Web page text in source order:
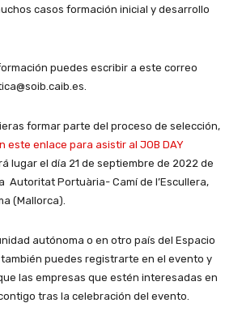
casos formación inicial y desarrollo
puedes escribir a este correo
formar parte del proceso de selección,
este enlace para asistir al JOB DAY
lugar el día 21 de septiembre de 2022 de
Autoritat Portuària- Camí de l’Escullera,
(Mallorca).
autónoma o en otro país del Espacio
puedes registrarte en el evento y
las empresas que estén interesadas en
tras la celebración del evento.